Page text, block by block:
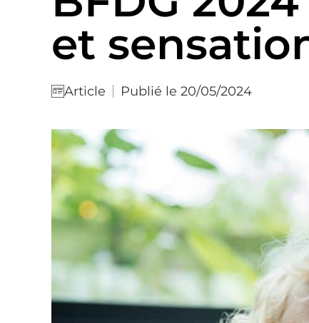
et
Article Publié le 20/05/2024